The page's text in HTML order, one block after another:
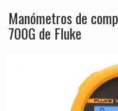
Manómetros de
700G de Fluke